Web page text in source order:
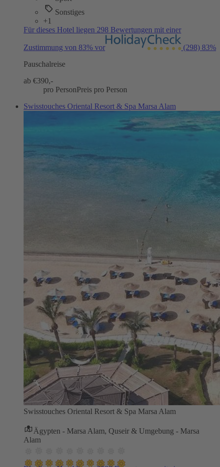
Sonstiges
+1
Für dieses Hotel liegen 298 Bewertungen mit einer
Zustimmung von 83% vor (298) 83%
Pauschalreise
ab €390,-
pro PersonPreis pro Person
Swisstouches Oriental Resort & Spa Marsa Alam
Swisstouches Oriental Resort & Spa Marsa Alam
Ägypten - Marsa Alam, Quseir & Umgebung - Marsa
Alam